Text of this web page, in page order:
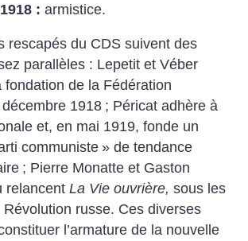
: armistice.
rescapés du CDS suivent des
parallèles : Lepetit et Véber
fondationde la Fédération
1918 ; Péricat adhère à
et, en mai 1919, fonde un
communiste » de tendance
; Pierre Monatte et Gaston
relancentLa Vie ouvrière, sous les
Révolution russe. Ces diverses
l’armature de la nouvelle